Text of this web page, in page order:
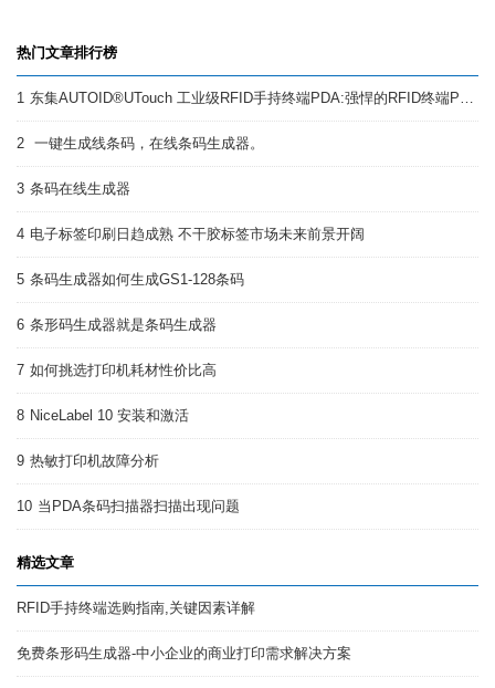
热门文章排行榜
1 东集AUTOID®UTouch 工业级RFID手持终端PDA:强悍的RFID终端PDA
2 一键生成线条码，在线条码生成器。
3 条码在线生成器
4 电子标签印刷日趋成熟 不干胶标签市场未来前景开阔
5 条码生成器如何生成GS1-128条码
6 条形码生成器就是条码生成器
7 如何挑选打印机耗材性价比高
8 NiceLabel 10 安装和激活
9 热敏打印机故障分析
10 当PDA条码扫描器扫描出现问题
精选文章
RFID手持终端选购指南,关键因素详解
免费条形码生成器-中小企业的商业打印需求解决方案